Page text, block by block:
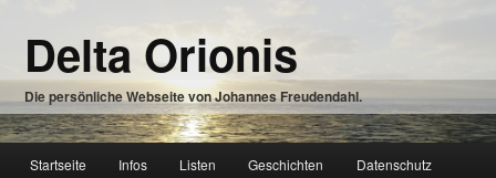
Inhalt
wechseln
sekundären
wechselnDelta Orionis
Die persönliche Webseite von Johannes Freudendahl.
Zum
Startseite Infos Listen Geschichten Datenschutz